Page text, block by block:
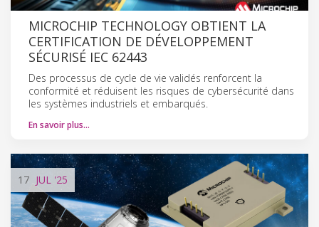
MICROCHIP TECHNOLOGY OBTIENT LA
CERTIFICATION DE DÉVELOPPEMENT
SÉCURISÉ IEC 62443
Des processus de cycle de vie validés renforcent la
conformité et réduisent les risques de cybersécurité dans
les systèmes industriels et embarqués.
En savoir plus…
17 JUL '25